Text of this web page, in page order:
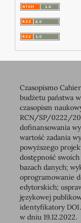
Czasopismo
budżetu państwa
czasopism
RCN/SP/0222/
dofinansowania
wartość zadania
powyższego
dostępność
bazach danych;
oprogramowanie
edytorskich;
językowej
identyfikatory
w dniu 19.12.2022.